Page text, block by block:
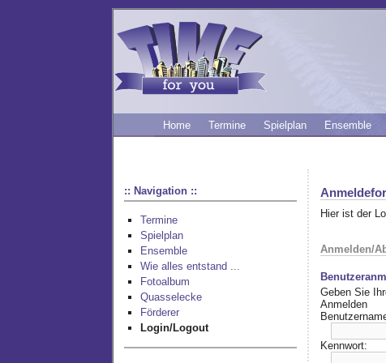
Home Termine Spielplan Ensemble
:: Navigation ::
Termine
Spielplan
Ensemble
Wie alles entstand ...
Fotoalbum
Quasselecke
Förderer
Login/Logout
Hier ist der
Anmelden/
Geben Sie
Anmelden
Kennwort: